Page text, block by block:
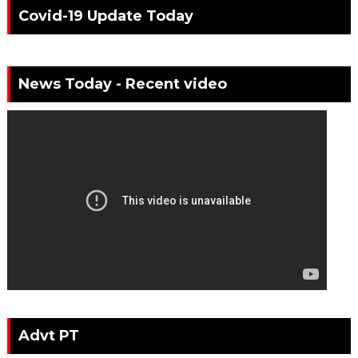
Covid-19 Update Today
News Today - Recent video
Advt PT